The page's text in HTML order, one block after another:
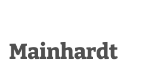
Mainhardt